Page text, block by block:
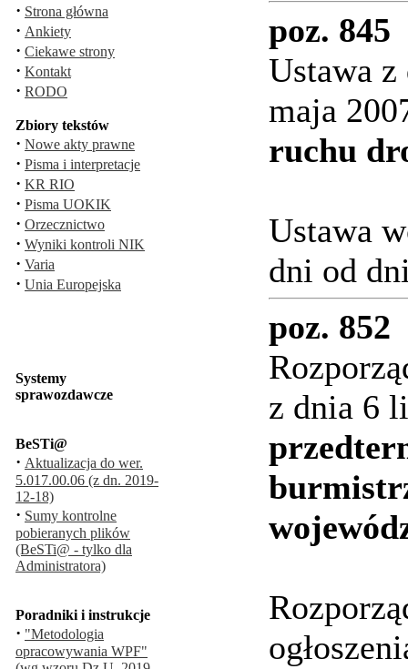
· Strona główna
· Ankiety
· Ciekawe strony
· Kontakt
· RODO
Zbiory tekstów
· Nowe akty prawne
· Pisma i interpretacje
· KR RIO
· Pisma UOKIK
· Orzecznictwo
· Wyniki kontroli NIK
· Varia
· Unia Europejska
Systemy
sprawozdawcze
BeSTi@
· Aktualizacja do wer.
5.017.00.06 (z dn. 2019-
12-18)
· Sumy kontrolne
pobieranych plików
(BeSTi@ - tylko dla
Administratora)
Poradniki i instrukcje
· "Metodologia
opracowywania WPF"
poz. 845
Ustawa z
maja
ruchu
Ustawa
dni od
poz. 852
z dnia 6